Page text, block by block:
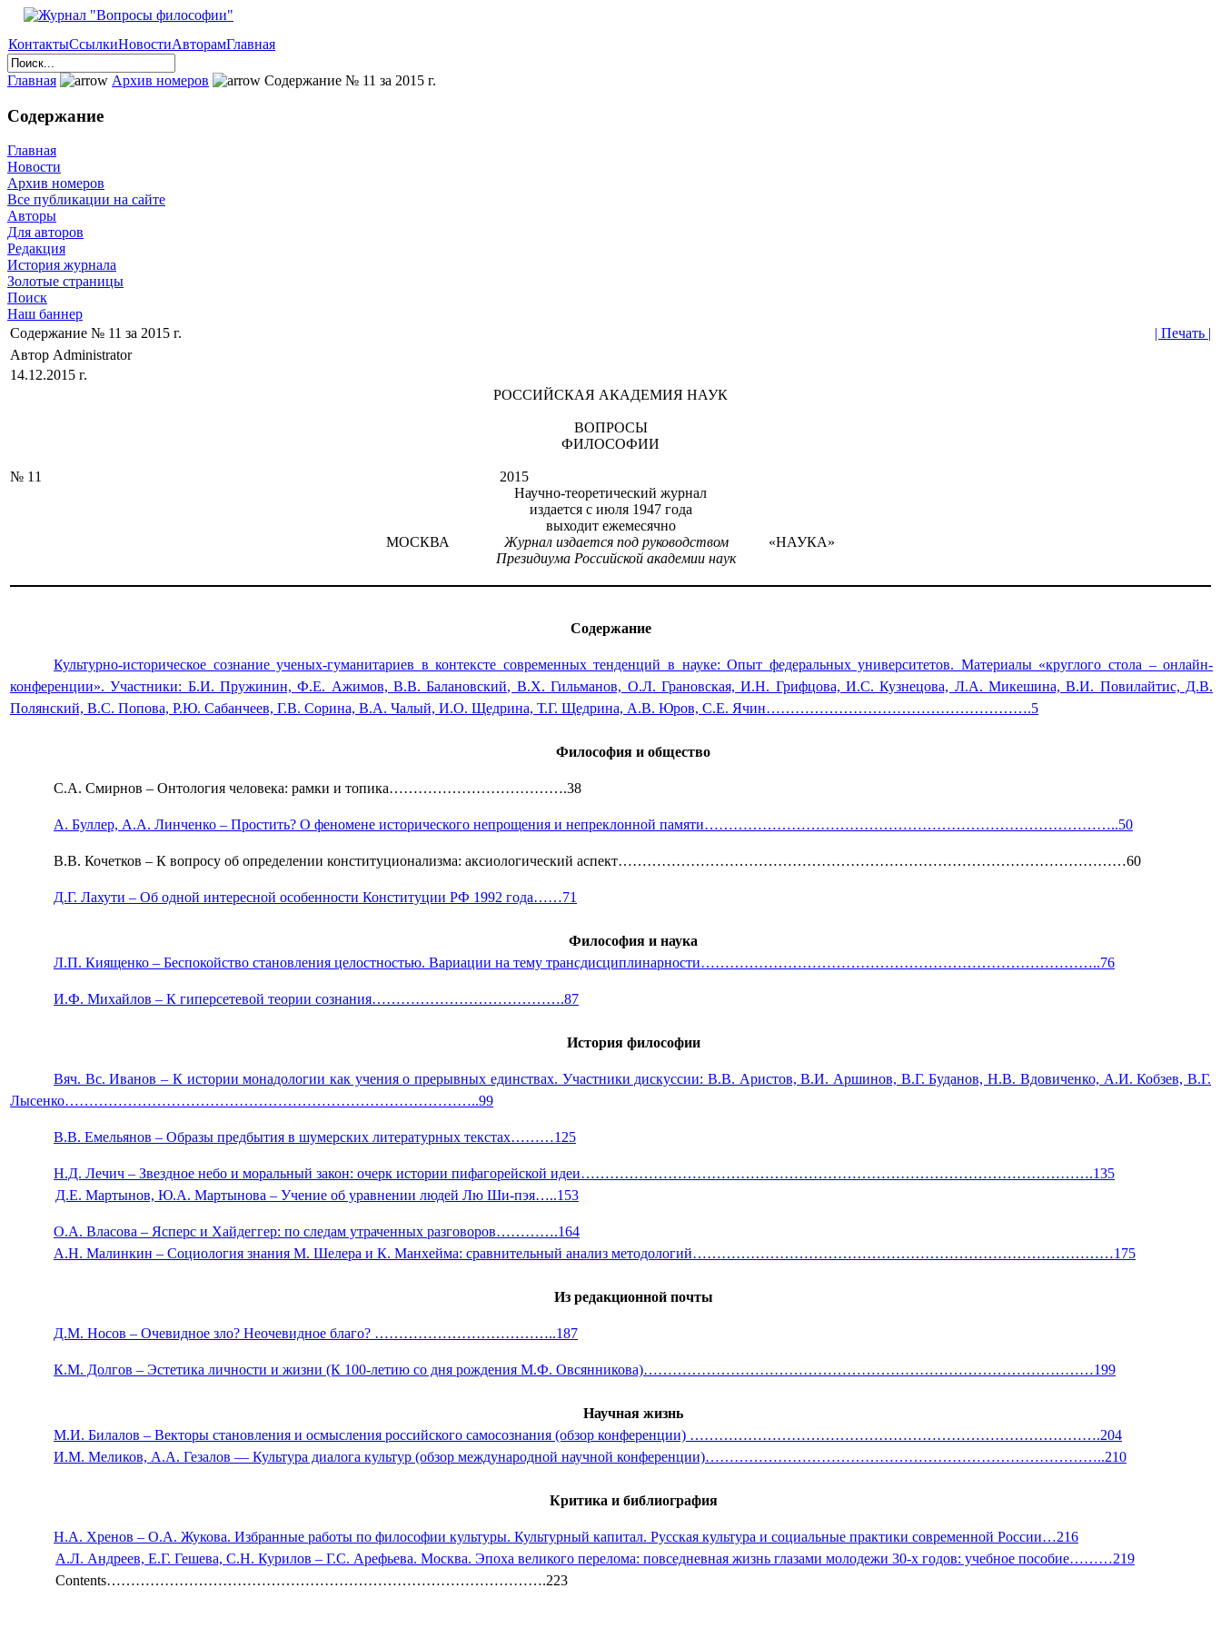
КонтактыСсылкиНовостиАвторамГлавная
Главная Архив номеров Содержание № 11 за 2015 г.
Содержание
Главная
Новости
Архив номеров
Все публикации на сайте
Авторы
Для авторов
Редакция
История журнала
Золотые страницы
Поиск
Наш баннер
Содержание № 11 за 2015 г.
| Печать |
Автор Administrator
14.12.2015 г.
РОССИЙСКАЯ АКАДЕМИЯ НАУК
ВОПРОСЫ
ФИЛОСОФИИ
№ 11
2015
Научно-теоретический журнал
издается с июля 1947 года
выходит ежемесячно
МОСКВА
Журнал издается под руководством
«НАУКА»
Президиума Российской академии наук
Содержание
Культурно-историческое сознание ученых-гуманитариев в контексте современных тенденций в науке: Опыт федеральных университетов. Материалы «круглого стола – онлайн-
конференции». Участники: Б.И. Пружинин, Ф.Е. Ажимов, В.В. Балановский, В.Х. Гильманов, О.Л. Грановская, И.Н. Грифцова, И.С. Кузнецова, Л.А. Микешина, В.И. Повилайтис, Д.В.
Полянский, В.С. Попова, Р.Ю. Сабанчеев, Г.В. Сорина, В.А. Чалый, И.О. Щедрина, Т.Г. Щедрина, А.В. Юров, С.Е. Ячин……………………………………………….5
Философия и общество
С.А. Смирнов ‒ Онтология человека: рамки и топика……………………………….38
А. Буллер, А.А. Линченко ‒ Простить? О феномене исторического непрощения и непреклонной памяти…………………………………………………………………………..50
В.В. Кочетков ‒ К вопросу об определении конституционализма: аксиологический аспект……………………………………………………………………………………………60
Д.Г. Лахути ‒ Об одной интересной особенности Конституции РФ 1992 года……71
Философия и наука
Л.П. Киященко ‒ Беспокойство становления целостностью. Вариации на тему трансдисциплинарности………………………………………………………………………..76
И.Ф. Михайлов ‒ К гиперсетевой теории сознания………………………………….87
История философии
Вяч. Вс. Иванов ‒ К истории монадологии как учения о прерывных единствах. Участники дискуссии: В.В. Аристов, В.И. Аршинов, В.Г. Буданов, Н.В. Вдовиченко, А.И. Кобзев, В.Г.
Лысенко…………………………………………………………………………..99
В.В. Емельянов ‒ Образы предбытия в шумерских литературных текстах………125
Н.Д. Лечич ‒ Звездное небо и моральный закон: очерк истории пифагорейской идеи…………………………………………………………………………………………….135
Д.Е. Мартынов, Ю.А. Мартынова ‒ Учение об уравнении людей Лю Ши-пэя…..153
О.А. Власова ‒ Ясперс и Хайдеггер: по следам утраченных разговоров………….164
А.Н. Малинкин ‒ Социология знания М. Шелера и К. Манхейма: сравнительный анализ методологий……………………………………………………………………………175
Из редакционной почты
Д.М. Носов ‒ Очевидное зло? Неочевидное благо? ………………………………..187
К.М. Долгов ‒ Эстетика личности и жизни (К 100-летию со дня рождения М.Ф. Овсянникова)…………………………………………………………………………………199
Научная жизнь
М.И. Билалов ‒ Векторы становления и осмысления российского самосознания (обзор конференции) ………………………………………………………………………….204
И.М. Меликов, А.А. Гезалов — Культура диалога культур (обзор международной научной конференции)………………………………………………………………………..210
Критика и библиография
Н.А. Хренов ‒ О.А. Жукова. Избранные работы по философии культуры. Культурный капитал. Русская культура и социальные практики современной России…216
А.Л. Андреев, Е.Г. Гешева, С.Н. Курилов – Г.С. Арефьева. Москва. Эпоха великого перелома: повседневная жизнь глазами молодежи 30-х годов: учебное пособие………219
Contents……………………………………………………………………………….223